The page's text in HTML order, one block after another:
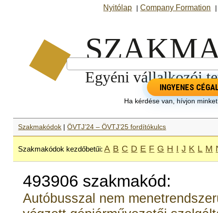
Nyitólap |Company Formation
INGYENES
Ha kérdése van, hívjon
Szakmakódok |ÖVTJ’24 – ÖVTJ’25 fordítókulcs
Szakmakódok kezdőbetűi: A B C D E F G H I J K L M
493906 szakmakód:
Autóbusszal nem